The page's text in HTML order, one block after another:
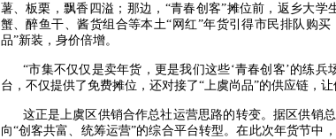
薯、板栗，飘香四溢；那边，“青春创客”摊位前，返乡大
蟹、醉鱼干、酱货组合等本土“网红”年货引得市民排队购
品”新装，身价倍增。
“市集不仅仅是卖年货，更是我们这些‘青春创客’的练兵
台，不仅提供了免费摊位，还对接了“上虞尚品”的供应链，
这正是上虞区供销合作总社运营思路的转变。据区供销
向“创客共富、统筹运营”的综合平台转型。在此次年货节中